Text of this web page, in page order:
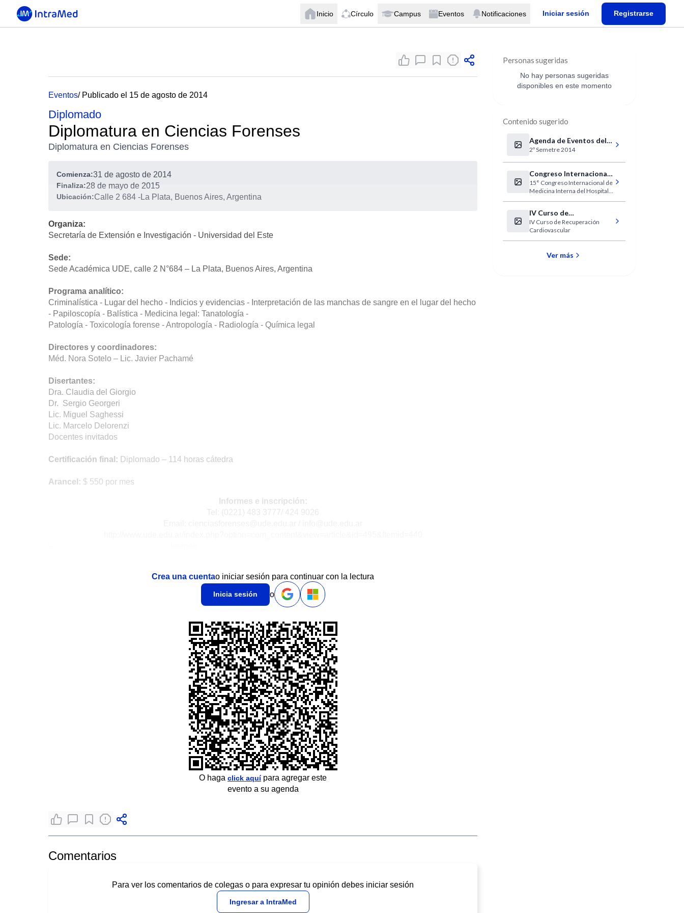
Inicio Círculo Campus Eventos Notificaciones Iniciar sesión Registrarse
Eventos/ Publicado el 15 de agosto de 2014
Diplomado
Diplomatura en Ciencias Forenses
Diplomatura en Ciencias Forenses
Comienza:31 de agosto de 2014
Finaliza:28 de mayo de 2015
Ubicación:Calle 2 684 -La Plata, Buenos Aires, Argentina
Organiza:
Secretaría de Extensión e Investigación - Universidad del Este
Sede:
Sede Académica UDE, calle 2 N°684 – La Plata, Buenos Aires, Argentina
Programa analítico:
Criminalística - Lugar del hecho - Indicios y evidencias - Interpretación de las manchas de sangre en el lugar del hecho
- Papiloscopía - Balística - Medicina legal: Tanatología -
Patología - Toxicología forense - Antropología - Radiología - Química legal
Directores y coordinadores:
Méd. Nora Sotelo – Lic. Javier Pachamé
Disertantes:
Dra. Claudia del Giorgio
Dr. Sergio Georgeri
Lic. Miguel Saghessi
Lic. Marcelo Delorenzi
Docentes invitados
Certificación final: Diplomado – 114 horas cátedra
Arancel: $ 550 por mes
Informes e inscripción:
Tel: (0221) 483 3777/ 424 9026
Crea una cuentao iniciar sesión para continuar con la lectura
Inicia sesión o
O haga click aquípara agregar este
evento a su agenda
Comentarios
Para ver los comentarios de colegas o para expresar tu opinión debes iniciar sesión
Ingresar a IntraMed
Personas sugeridas
No hay personas sugeridas
disponibles en este momento
Contenido sugerido
Agenda de Eventos del
Htal. Italiano
2º Semetre 2014
Congreso Internacional
de Medicina Interna del
Hospital de Clínicas
15° Congreso Internacional de
Medicina Interna del Hospital
IV Curso de
Recuperación
Cardiovascular
IV Curso de Recuperación
Cardiovascular
Ver más